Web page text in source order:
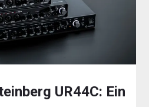
UR44C: Ein